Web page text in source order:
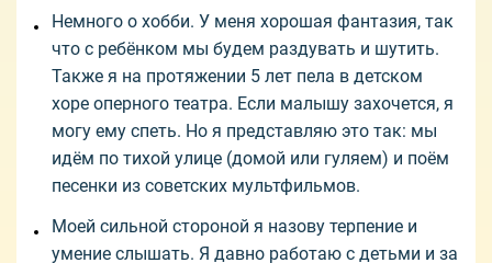
Немного о хобби. У меня хорошая фантазия, так
что с ребёнком мы будем раздувать и шутить.
Также я на протяжении 5 лет пела в детском
хоре оперного театра. Если малышу захочется, я
могу ему спеть. Но я представляю это так: мы
идём по тихой улице (домой или гуляем) и поём
песенки из советских мультфильмов.
Моей сильной стороной я назову терпение и
умение слышать. Я давно работаю с детьми и за